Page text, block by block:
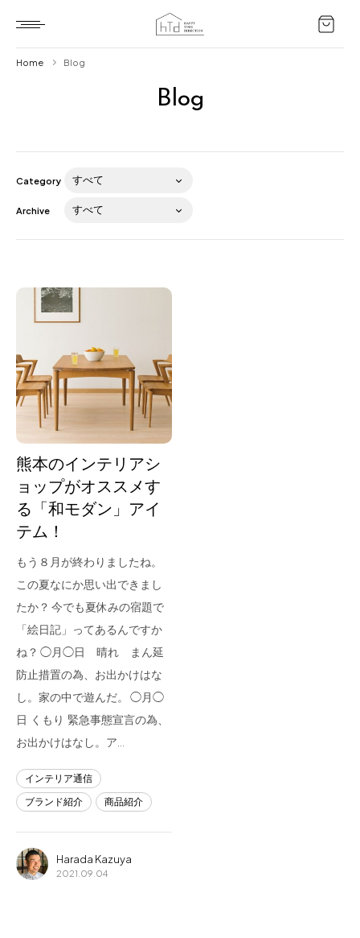
Blog
About us
for Business
Recruit
Contact
フラッグシップストア
熊本店
Arv
Blog
Home Blog
Category
Archive
熊本のインテリアシ
ョップがオススメす
る「和モダン」アイ
テム！
もう８月が終わりましたね。
この夏なにか思い出できまし
たか？ 今でも夏休みの宿題で
「絵日記」ってあるんですか
ね？ ◯月◯日 晴れ まん延
防止措置の為、お出かけはな
し。家の中で遊んだ。 ◯月◯
日 くもり 緊急事態宣言の為、
お出かけはなし。ア…
インテリア通信
ブランド紹介
商品紹介
Harada Kazuya
2021.09.04